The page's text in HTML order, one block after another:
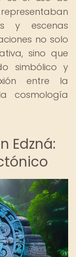
y escenas
no solo
sino que
simbólico y
entre la
cosmología
Edzná: